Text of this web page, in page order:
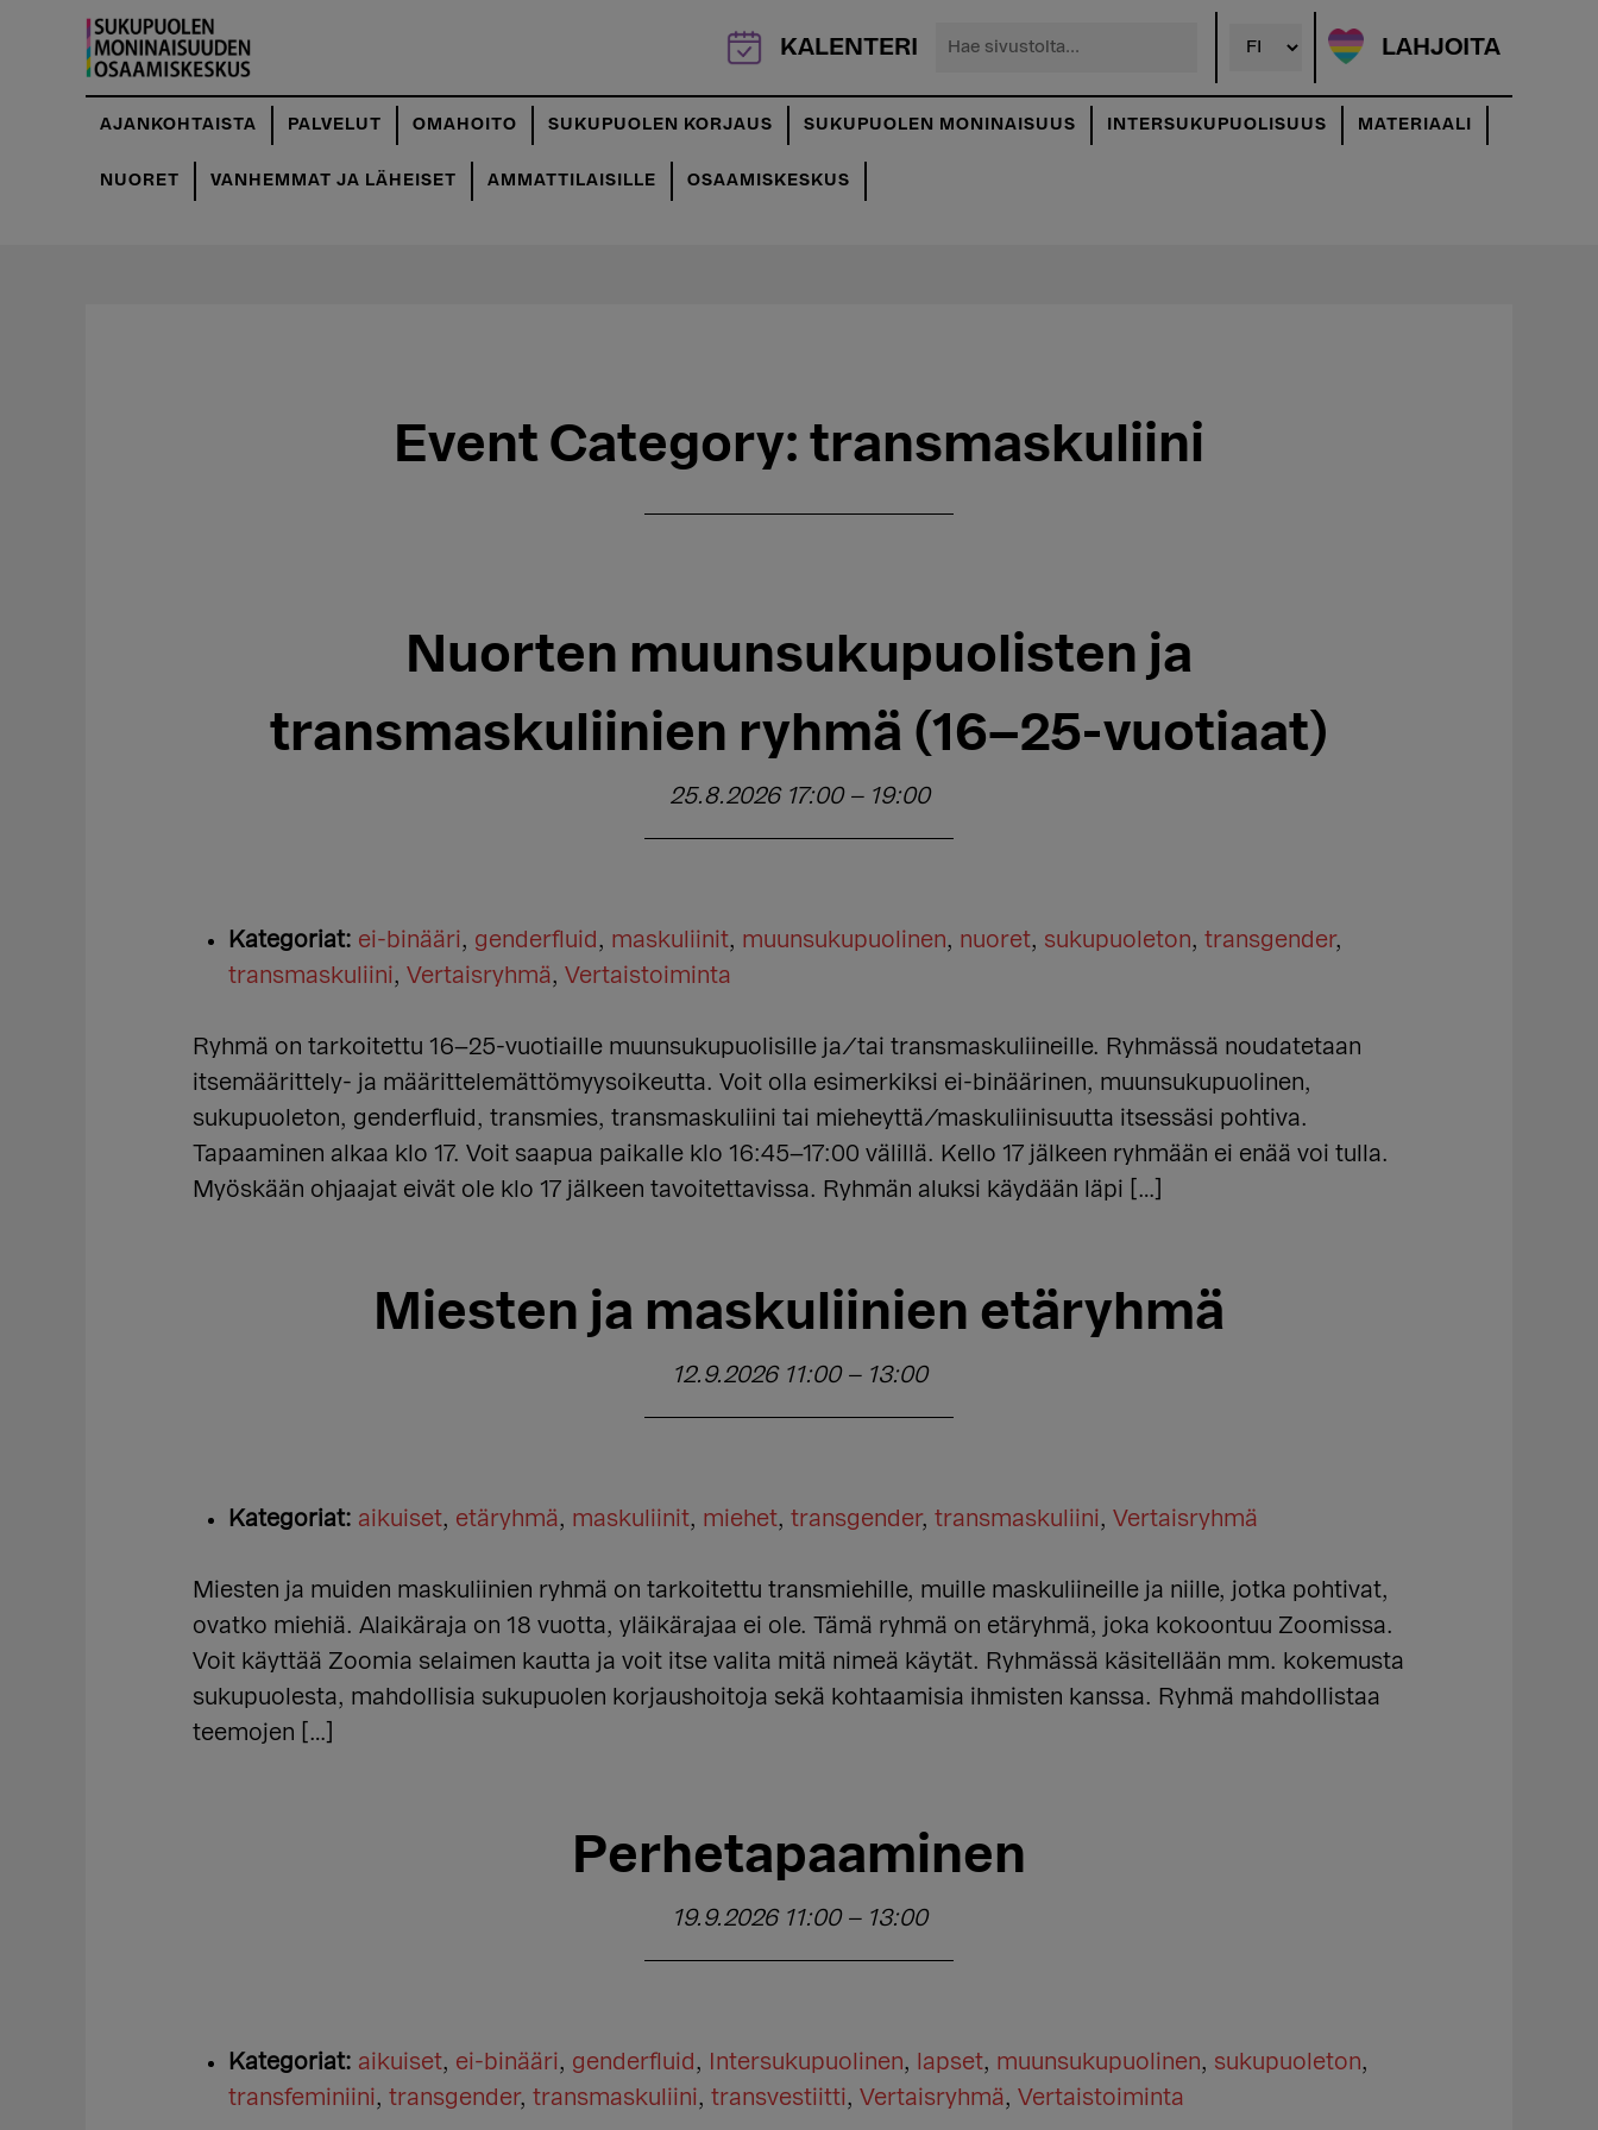
pääsisältöön
LAHJOITA
Hae
KALENTERI
AJANKOHTAISTA PALVELUT OMAHOITO SUKUPUOLEN KORJAUS SUKUPUOLEN MONINAISUUS INTERSUKUPUOLISUUS MATERIAALI
NUORET VANHEMMAT JA LÄHEISET AMMATTILAISILLE OSAAMISKESKUS
Event Category: transmaskuliini
Nuorten muunsukupuolisten ja
transmaskuliinien ryhmä (16–25-vuotiaat)
25.8.2026 17:00– 19:00
Kategoriat: ei-binääri, genderfluid , maskuliinit, muunsukupuolinen, nuoret, sukupuoleton, transgender,
transmaskuliini, Vertaisryhmä, Vertaistoiminta
Ryhmä on tarkoitettu 16–25-vuotiaille muunsukupuolisille ja/tai transmaskuliineille. Ryhmässä noudatetaan
itsemäärittely- ja määrittelemättömyysoikeutta. Voit olla esimerkiksi ei-binäärinen, muunsukupuolinen,
sukupuoleton, genderfluid, transmies, transmaskuliini tai mieheyttä/maskuliinisuutta itsessäsi pohtiva.
Tapaaminen alkaa klo 17. Voit saapua paikalle klo 16:45–17:00 välillä. Kello 17 jälkeen ryhmään ei enää voi tulla.
Myöskään ohjaajat eivät ole klo 17 jälkeen tavoitettavissa. Ryhmän aluksi käydään läpi […]
Miesten ja maskuliinien etäryhmä
12.9.2026 11:00– 13:00
Kategoriat: aikuiset, etäryhmä, maskuliinit, miehet, transgender, transmaskuliini, Vertaisryhmä
Miesten ja muiden maskuliinien ryhmä on tarkoitettu transmiehille, muille maskuliineille ja niille, jotka pohtivat,
ovatko miehiä. Alaikäraja on 18 vuotta, yläikärajaa ei ole. Tämä ryhmä on etäryhmä, joka kokoontuu Zoomissa.
Voit käyttää Zoomia selaimen kautta ja voit itse valita mitä nimeä käytät. Ryhmässä käsitellään mm. kokemusta
sukupuolesta, mahdollisia sukupuolen korjaushoitoja sekä kohtaamisia ihmisten kanssa. Ryhmä mahdollistaa
teemojen […]
Perhetapaaminen
19.9.2026 11:00– 13:00
Kategoriat: aikuiset, ei-binääri, genderfluid , Intersukupuolinen, lapset, muunsukupuolinen, sukupuoleton,
transfeminiini, transgender, transmaskuliini, transvestiitti, Vertaisryhmä, Vertaistoiminta